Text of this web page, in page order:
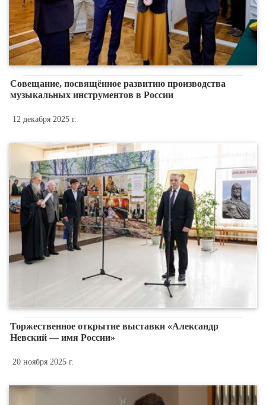
Совещание, посвящённое развитию производства
музыкальных инструментов в России
12 декабря 2025 г.
Торжественное открытие выставки «Александр
Невский — имя России»
20 ноября 2025 г.